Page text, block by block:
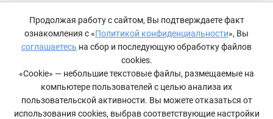
Не удаляются файлы с флешки 0
Как сделать невидимую папку в Windows 11
Компьютер не видит принтер — что делать
Продолжая работу с сайтом, Вы подтверждаете факт
ознакомления с «Политикой конфиденциальности», Вы
соглашаетесь на сбор и последующую обработку файлов
cookies.
«Cookie» — небольшие текстовые файлы, размещаемые на
компьютере пользователей с целью анализа их
пользовательской активности. Вы можете отказаться от
использования cookies, выбрав соответствующие настройки